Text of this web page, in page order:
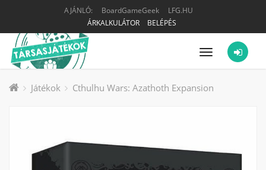
AJÁNLÓ: BoardGameGeek
LFG.HU
ÁRKALKULÁTOR
BELÉPÉS
Menü
Játékok Cthulhu Wars: Azathoth Expansion